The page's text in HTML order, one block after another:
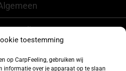
toestemming
op CarpFeeling, gebruiken wij
informatie over je apparaat op te slaan